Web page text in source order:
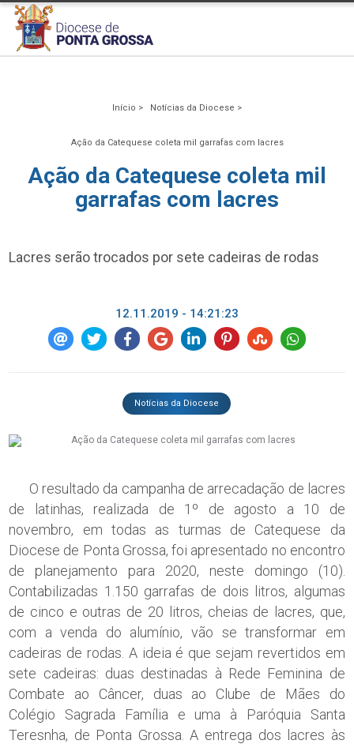
Início > Notícias da Diocese >
Ação da Catequese coleta mil garrafas com lacres
Ação da Catequese coleta mil
garrafas com lacres
Lacres serão trocados por sete cadeiras de rodas
12.11.2019 - 14:21:23
Notícias da Diocese
O resultado da campanha de arrecadação de lacres
de latinhas, realizada de 1º de agosto a 10 de
novembro, em todas as turmas de Catequese da
Diocese de Ponta Grossa, foi apresentado no encontro
de planejamento para 2020, neste domingo (10).
Contabilizadas 1.150 garrafas de dois litros, algumas
de cinco e outras de 20 litros, cheias de lacres, que,
com a venda do alumínio, vão se transformar em
cadeiras de rodas. A ideia é que sejam revertidos em
sete cadeiras: duas destinadas à Rede Feminina de
Combate ao Câncer, duas ao Clube de Mães do
Colégio Sagrada Família e uma à Paróquia Santa
Teresnha, de Ponta Grossa. A entrega dos lacres às